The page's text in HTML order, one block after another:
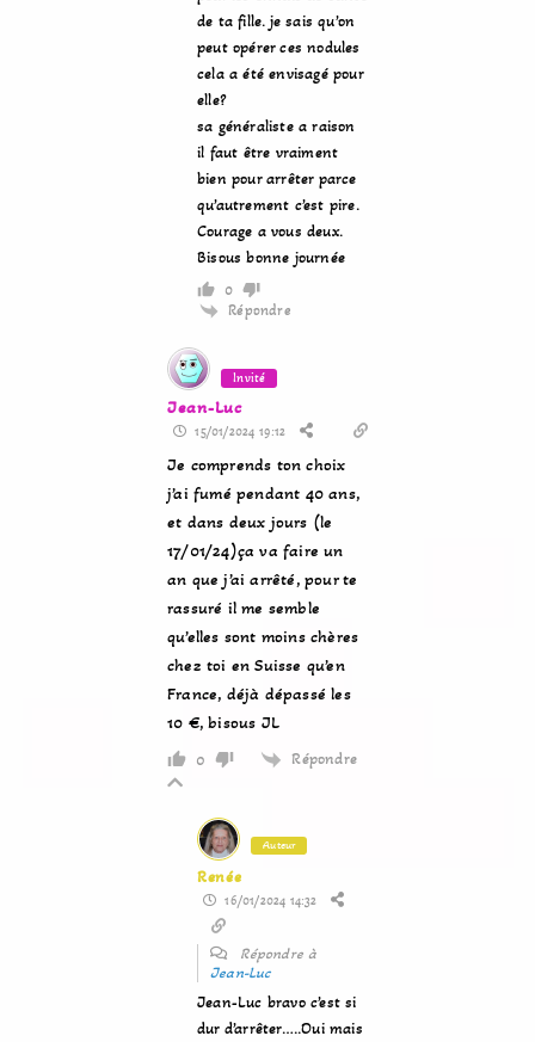
de ta fille. je sais qu’on
peut opérer ces nodules
cela a été envisagé pour
elle?
sa généraliste a raison
il faut être vraiment
bien pour arrêter parce
qu’autrement c’est pire.
Courage a vous deux.
Bisous bonne journée
0
Répondre
Invité
Jean-Luc
15/01/2024 19:12
Je comprends ton choix
j’ai fumé pendant 40 ans,
et dans deux jours (le
17/01/24)ça va faire un
an que j’ai arrêté, pour te
rassuré il me semble
qu’elles sont moins chères
chez toi en Suisse qu’en
France, déjà dépassé les
10 €, bisous JL
0 Répondre
Auteur
Renée
16/01/2024 14:32
Répondre à
Jean-Luc
Jean-Luc bravo c’est si
dur d’arrêter…..Oui mais